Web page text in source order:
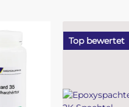
Top bewertet